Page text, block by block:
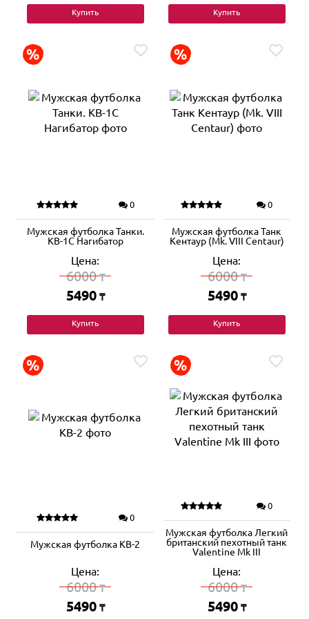
Купить Купить
0
Мужская футболка Танки.
КВ-1С Нагибатор
Цена:
6000₸
5490 ₸
Купить
0
Мужская футболка Танк
Кентаур (Mk. VIII Centaur)
Цена:
6000₸
5490 ₸
Купить
0
Мужская футболка КВ-2
Цена:
6000₸
5490 ₸
0
Мужская футболка Легкий
британский пехотный танк
Valentine Mk III
Цена:
6000₸
5490 ₸